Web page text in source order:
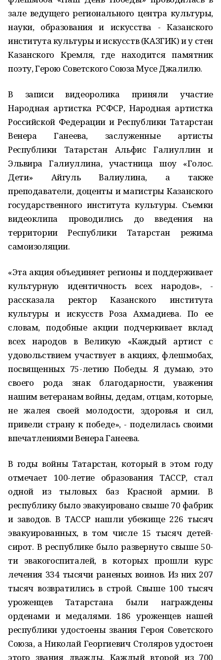
зале ведущего регионального центра культуры,
науки, образования и искусства - Казанского
института культуры и искусств (КАЗГИК) и у стен
Казанского Кремля, где находится памятник
поэту, Герою Советского Союза Мусе Джалилю.
В записи видеоролика приняли участие
Народная артистка РСФСР, Народная артистка
Российской Федерации и Республики Татарстан
Венера Ганеева, заслуженные артисты
Республики Татарстан Альфис Галиуллин и
Эльвира Галиуллина, участница шоу «Голос.
Дети» Айгуль Валиулина, а также
преподаватели, доценты и магистры Казанского
государственного института культуры. Съемки
видеоклипа проводились до введения на
территории Республики Татарстан режима
самоизоляции.
«Эта акция объединяет регионы и поддерживает
культурную идентичность всех народов», -
рассказала ректор Казанского института
культуры и искусств Роза Ахмадиева. По ее
словам, подобные акции подчеркивает вклад
всех народов в Великую «Каждый артист с
удовольствием участвует в акциях, флешмобах,
посвященных 75-летию Победы. Я думаю, это
своего рода знак благодарности, уважения
нашим ветеранам войны, дедам, отцам, которые,
не жалея своей молодости, здоровья и сил,
привели страну к победе», - поделилась своими
впечатлениями Венера Ганеева.
В годы войны Татарстан, который в этом году
отмечает 100-летие образования ТАССР, стал
одной из тыловых баз Красной армии. В
республику было эвакуировано свыше 70 фабрик
и заводов. В ТАССР нашли убежище 226 тысяч
эвакуированных, в том числе 15 тысяч детей-
сирот. В республике было развернуто свыше 50-
ти эвакогоспиталей, в которых прошли курс
лечения 334 тысячи раненых воинов. Из них 207
тысяч возвратились в строй. Свыше 100 тысяч
уроженцев Татарстана были награждены
орденами и медалями. 186 уроженцев нашей
республики удостоены звания Героя Советского
Союза, а Николай Георгиевич Столяров удостоен
этого звания дважды. Каждый второй из 700